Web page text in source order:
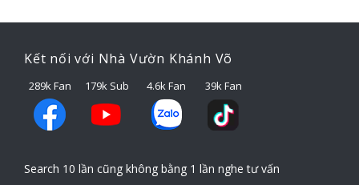
Kết nối với Nhà Vườn Khánh Võ
289k Fan 179k Sub 4.6k Fan 39k Fan
Search 10 lần cũng không bằng 1 lần nghe tư vấn